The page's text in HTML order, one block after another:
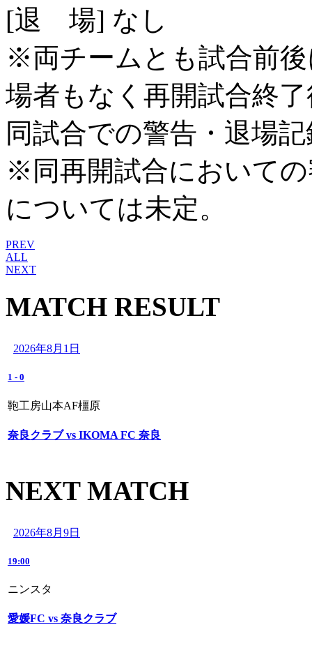
[退 場] なし
※両チームとも試合前
場者もなく再開試合終
同試合での警告・退場
※同再開試合において
については未定。
PREV
ALL
NEXT
MATCH RESULT
2026年8月1日
1 - 0
鞄工房山本AF橿原
奈良クラブ vs IKOMA FC 奈良
NEXT MATCH
2026年8月9日
19:00
ニンスタ
愛媛FC vs 奈良クラブ